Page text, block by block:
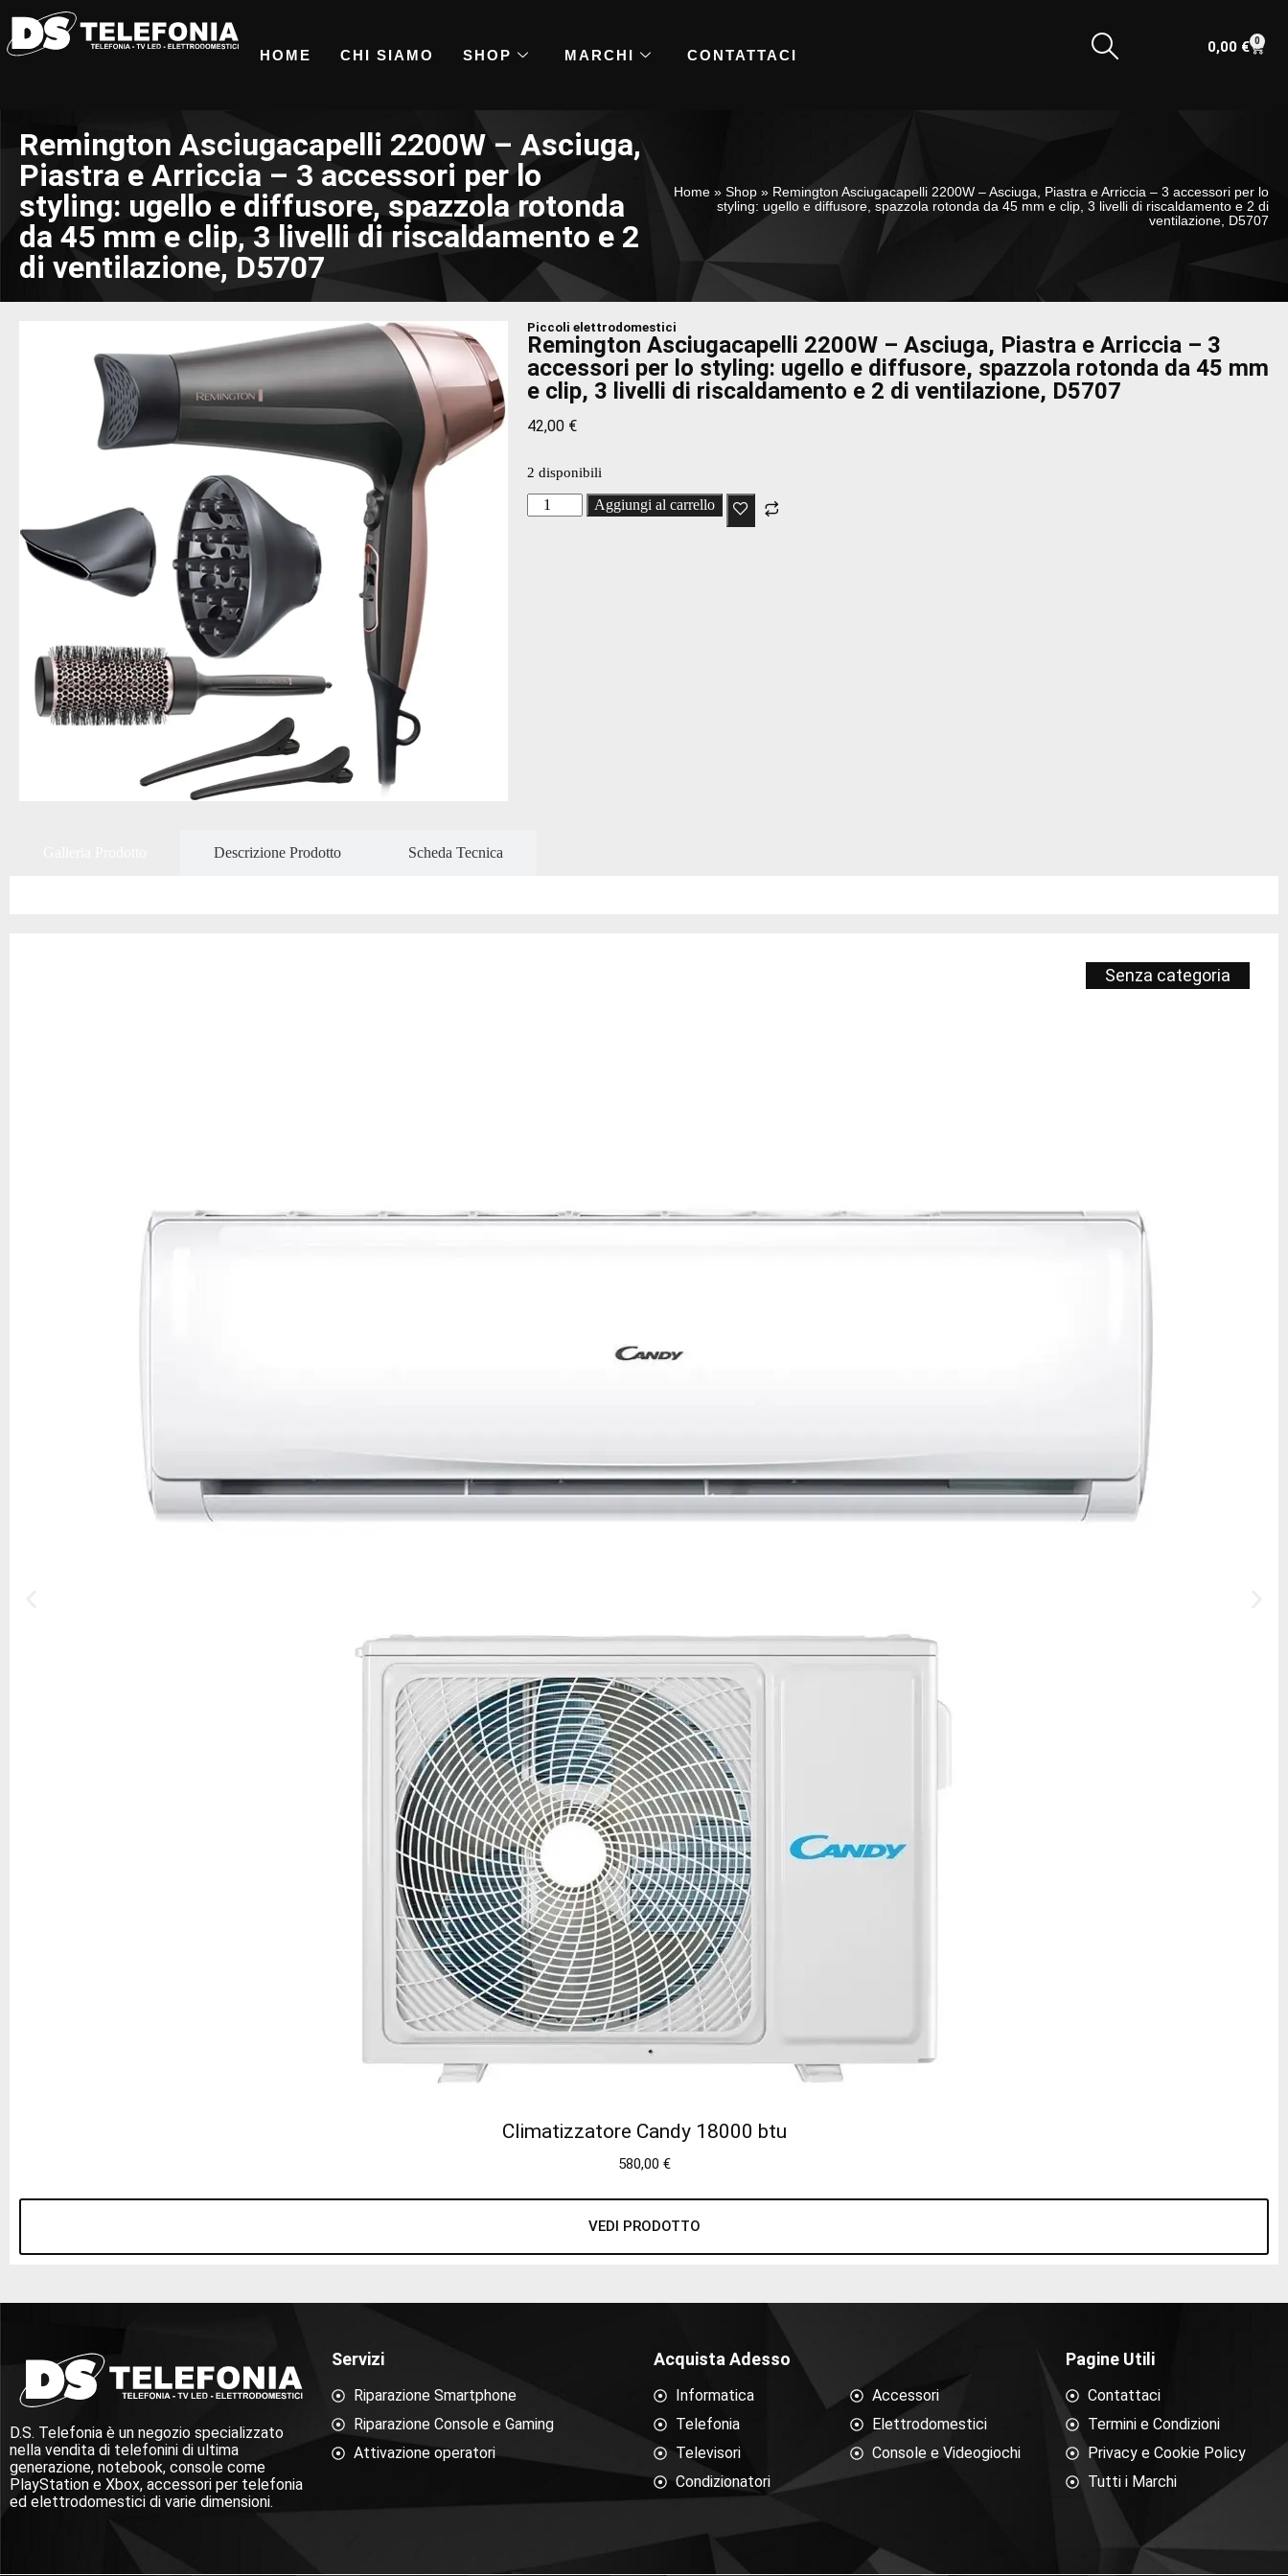
HOME CHI SIAMO SHOP MARCHI CONTATTACI 0,00 € 0
Remington Asciugacapelli 2200W – Asciuga,
Piastra e Arriccia – 3 accessori per lo
styling: ugello e diffusore, spazzola rotonda
da 45 mm e clip, 3 livelli di riscaldamento e 2
di ventilazione, D5707
Home » Shop » Remington Asciugacapelli 2200W – Asciuga, Piastra e Arriccia – 3 accessori per lo
styling: ugello e diffusore, spazzola rotonda da 45 mm e clip, 3 livelli di riscaldamento e 2 di
ventilazione, D5707
Piccoli elettrodomestici
Remington Asciugacapelli 2200W – Asciuga, Piastra e Arriccia – 3
accessori per lo styling: ugello e diffusore, spazzola rotonda da 45 mm
e clip, 3 livelli di riscaldamento e 2 di ventilazione, D5707
42,00 €
2 disponibili
Aggiungi al carrello
Descrizione Prodotto Scheda Tecnica
Senza categoria
Climatizzatore Candy 18000 btu
580,00 €
VEDI PRODOTTO
D.S. Telefonia è un negozio specializzato
nella vendita di telefonini di ultima
generazione, notebook, console come
PlayStation e Xbox, accessori per telefonia
ed elettrodomestici di varie dimensioni.
Servizi
Riparazione Smartphone
Riparazione Console e Gaming
Attivazione operatori
Acquista Adesso
Informatica
Telefonia
Televisori
Condizionatori
Accessori
Elettrodomestici
Console e Videogiochi
Pagine Utili
Contattaci
Termini e Condizioni
Privacy e Cookie Policy
Tutti i Marchi